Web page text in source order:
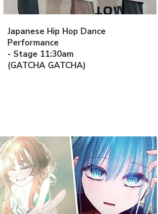
Japanese Hip Hop Dance
Performance
- Stage 11:30am
(GATCHA GATCHA)